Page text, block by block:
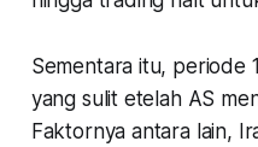
Sementara itu, periode
yang sulit etelah AS
Faktornya antara lain,